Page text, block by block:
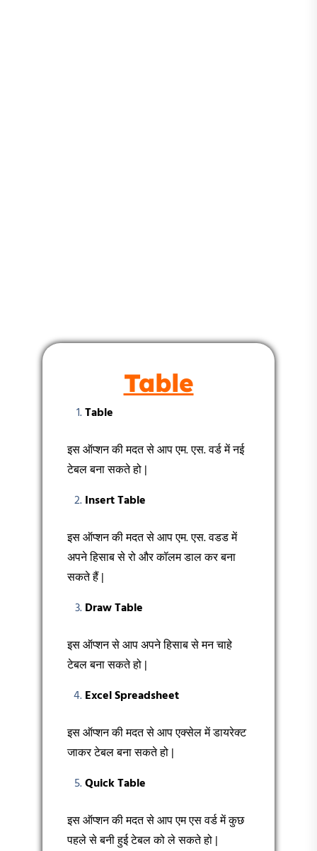
Table
Table
इस ऑप्शन की मदत से आप एम. एस. वर्ड में नई
टेबल बना सकते हो |
Insert Table
इस ऑप्शन की मदत से आप एम. एस. वडड में
अपने हिसाब से रो और कॉलम डाल कर बना
सकते हैं |
Draw Table
इस ऑप्शन से आप अपने हिसाब से मन चाहे
टेबल बना सकते हो |
Excel Spreadsheet
इस ऑप्शन की मदत से आप एक्सेल में डायरेक्ट
जाकर टेबल बना सकते हो |
Quick Table
इस ऑप्शन की मदत से आप एम एस वर्ड में कुछ
पहले से बनी हुई टेबल को ले सकते हो |